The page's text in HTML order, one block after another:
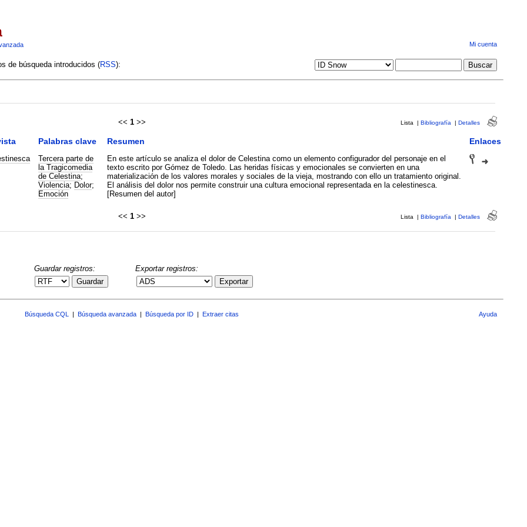
Mi cuenta
de búsqueda introducidos (RSS):
<< 1 >> Lista | Bibliografía | Detalles
Palabras clave Resumen Enlaces
Tercera parte de
la Tragicomedia
de Celestina;
Violencia; Dolor;
Emoción
En este artículo se analiza el dolor de Celestina como un elemento configurador del personaje en el
texto escrito por Gómez de Toledo. Las heridas físicas y emocionales se convierten en una
materialización de los valores morales y sociales de la vieja, mostrando con ello un tratamiento original.
El análisis del dolor nos permite construir una cultura emocional representada en la celestinesca.
[Resumen del autor]
<< 1 >> Lista | Bibliografía | Detalles
Guardar registros:
Guardar
Exportar registros:
Exportar
Búsqueda CQL Búsqueda avanzada Búsqueda por ID Extraer citas Ayuda